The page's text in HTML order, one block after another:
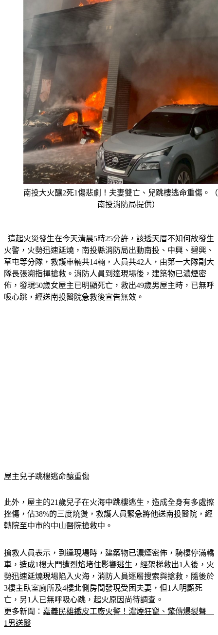
南投大火釀2死1傷悲劇！夫妻雙亡、兒跳樓逃命重傷。
南投消防局提供）
火警，火勢迅速延燒，南投縣消防局出動南投、中興、碧興、
草屯等分隊，救護車輛共14輛，人員共42人，由第一大隊副大
隊長張溯指揮搶救。消防人員到達現場後，建築物已濃煙密
佈，發現50歲女屋主已明顯死亡，救出49歲男屋主時，已無呼
吸心跳，經送南投醫院急救後宣告無效。
挫傷，佔38%的三度燒燙，救護人員緊急將他送南投醫院，經
轉院至中市的中山醫院搶救中。
車，造成1樓大門遭烈焰堵住影響逃生，經架梯救出1人後，火
勢迅速延燒現場陷入火海，消防人員逐層搜索與搶救，隨後於
3樓主臥室廁所及4樓北側房間發現受困夫妻，但1人明顯死
亡，另1人已無呼吸心跳，起火原因尚待調查。
更多新聞：嘉義民雄鐵皮工廠火警！濃煙狂竄、驚傳爆裂聲
1男送醫